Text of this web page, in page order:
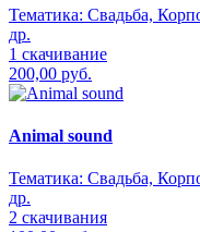
Тематика: Свадьба,
др.
1 скачивание
200,00 руб.
Animal sound
Тематика: Свадьба,
др.
2 скачивания